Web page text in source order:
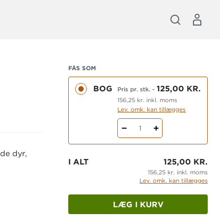
dyr,
FÅS SOM
BOG Pris pr. stk. -125,00 KR.
156,25 kr. inkl. moms
Lev. omk. kan tillægges
1
I ALT 125,00 KR.
156,25 kr. inkl. moms
Lev. omk. kan tillægges
LÆG I KURV